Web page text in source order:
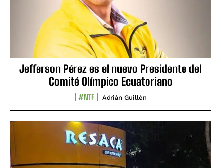
Jefferson Pérez es el nuevo Presidente del
Comité Olímpico Ecuatoriano
#NTF Adrián Guillén